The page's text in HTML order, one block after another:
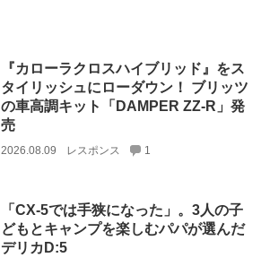
『カローラクロスハイブリッド』をス
タイリッシュにローダウン！ ブリッツ
の車高調キット「DAMPER ZZ-R」発
売
2026.08.09 レスポンス 1
「CX-5では手狭になった」。3人の子
どもとキャンプを楽しむパパが選んだ
デリカD:5